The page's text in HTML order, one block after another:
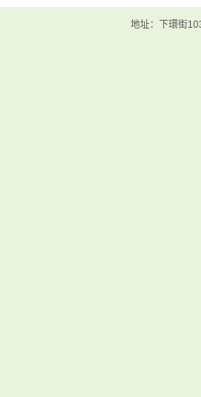
地址：下環街